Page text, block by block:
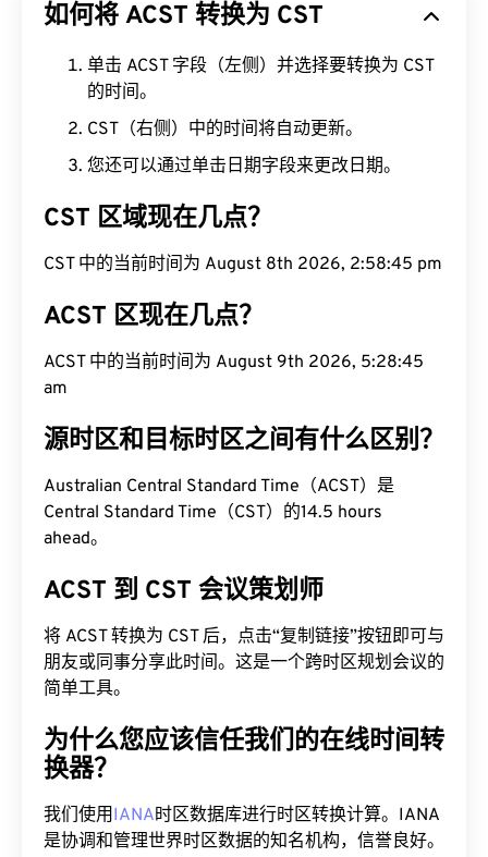
如何将 ACST 转换为 CST
单击 ACST 字段（左侧）并选择要转换为 CST
的时间。
CST（右侧）中的时间将自动更新。
您还可以通过单击日期字段来更改日期。
CST 区域现在几点？
CST 中的当前时间为 August 8th 2026, 2:58:46 pm
ACST 区现在几点？
ACST 中的当前时间为 August 9th 2026, 5:28:46
am
源时区和目标时区之间有什么区别？
Australian Central Standard Time（ACST）是
Central Standard Time（CST）的14.5 hours
ahead。
ACST 到 CST 会议策划师
将 ACST 转换为 CST 后，点击“复制链接”按钮即可与
朋友或同事分享此时间。这是一个跨时区规划会议的
简单工具。
为什么您应该信任我们的在线时间转
换器？
我们使用IANA时区数据库进行时区转换计算。IANA
是协调和管理世界时区数据的知名机构，信誉良好。